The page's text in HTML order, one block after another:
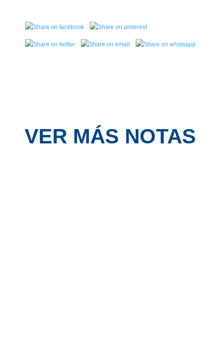
VER MÁS NOTAS